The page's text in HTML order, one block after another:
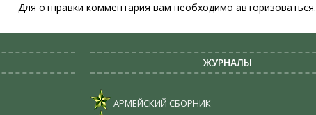
Для отправки комментария вам необходимоавторизоваться.
ЖУРНАЛЫ
АРМЕЙСКИЙ СБОРНИК